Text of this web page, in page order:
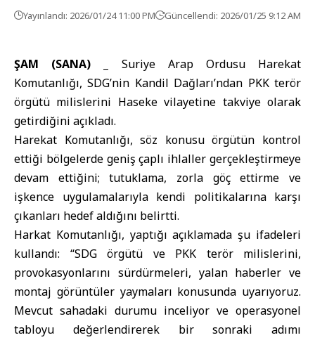
Yayınlandı: 2026/01/24 11:00 PM Güncellendi: 2026/01/25 9:12 AM
ŞAM (SANA) _
Suriye Arap Ordusu Harekat
Komutanlığı, SDG’nin Kandil Dağları’ndan PKK terör
örgütü milislerini Haseke vilayetine takviye olarak
getirdiğini açıkladı.
Harekat Komutanlığı, söz konusu örgütün kontrol
ettiği bölgelerde geniş çaplı ihlaller gerçekleştirmeye
devam ettiğini; tutuklama, zorla göç ettirme ve
işkence uygulamalarıyla kendi politikalarına karşı
çıkanları hedef aldığını belirtti.
Harkat Komutanlığı, yaptığı açıklamada şu ifadeleri
kullandı: “SDG örgütü ve PKK terör milislerini,
provokasyonlarını sürdürmeleri, yalan haberler ve
montaj görüntüler yaymaları konusunda uyarıyoruz.
Mevcut sahadaki durumu inceliyor ve operasyonel
tabloyu değerlendirerek bir sonraki adımı